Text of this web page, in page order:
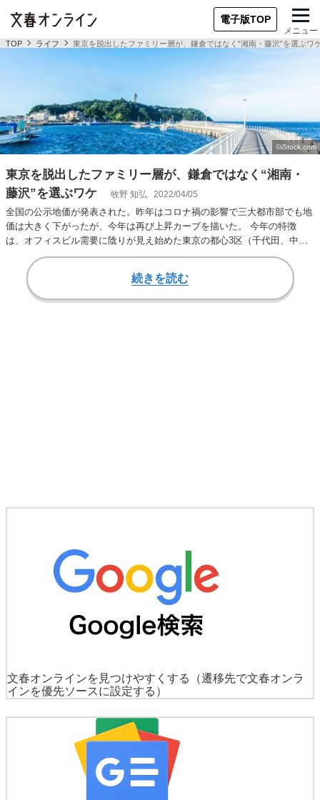
電子版TOP
メニュー
TOP ライフ 東京を脱出したファミリー層が、鎌倉ではなく“湘南・藤沢”を選ぶワ
東京を脱出したファミリー層が、鎌倉ではなく“湘南・
藤沢”を選ぶワケ
牧野 知弘 2022/04/05
全国の公示地価が発表された。昨年はコロナ禍の影響で三大都市部でも地
価は大きく下がったが、今年は再び上昇カーブを描いた。 今年の特徴
は、オフィスビル需要に陰りが見え始めた東京の都心3区（千代田、中
央、港）や、インバウ…
続きを読む
文春オンラインを見つけやすくする
（遷移先で文春オンラ
インを優先ソースに設定する）